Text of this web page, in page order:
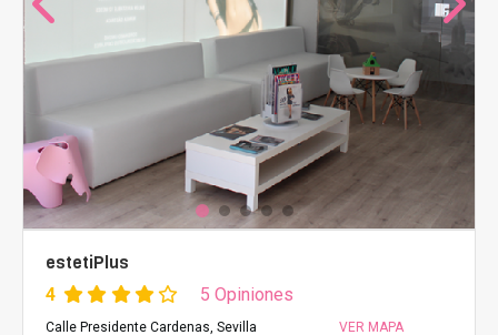
estetiPlus
4 5 Opiniones
Calle Presidente Cardenas, Sevilla VER MAPA